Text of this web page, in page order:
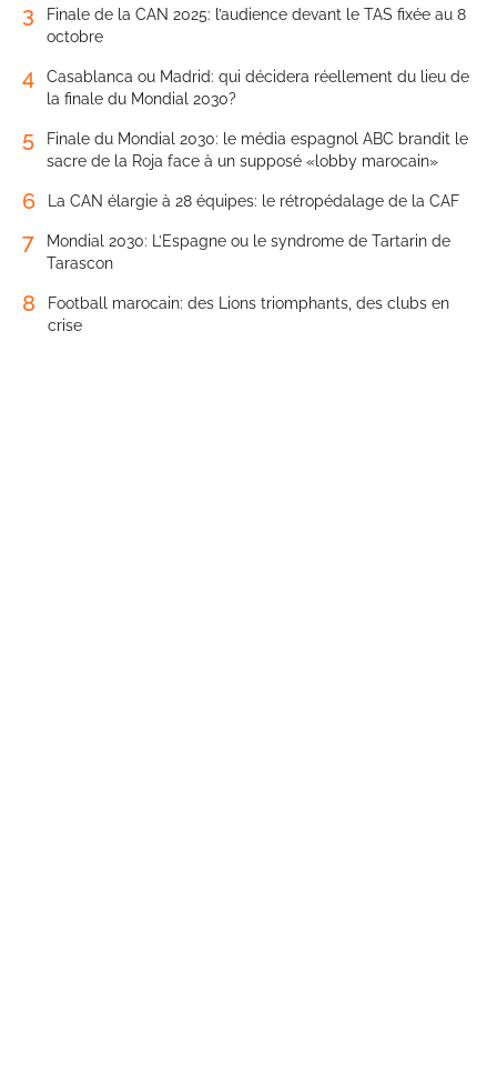
3
Finale de la CAN 2025: l’audience devant le TAS fixée au 8
octobre
4
Casablanca ou Madrid: qui décidera réellement du lieu de
la finale du Mondial 2030?
5
Finale du Mondial 2030: le média espagnol ABC brandit le
sacre de la Roja face à un supposé «lobby marocain»
6 La CAN élargie à 28 équipes: le rétropédalage de la CAF
7
Mondial 2030: L’Espagne ou le syndrome de Tartarin de
Tarascon
8
Football marocain: des Lions triomphants, des clubs en
crise